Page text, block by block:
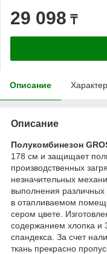
29 098 ₸
Описание
Описание
Полукомбинезон
178 см и защищает
производственных
незначительных
выполнения различных
в отапливаемом
сером цвете.
содержанием хлопка
спандекса. За счет
ткань прекрасно